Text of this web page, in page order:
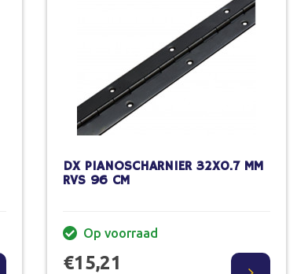
DX PIANOSCHARNIER 32X0.7 MM
RVS 96 CM
Op voorraad
€15,21